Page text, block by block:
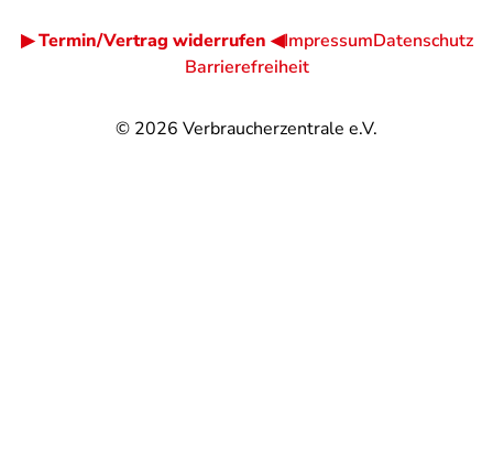
© 2026 Verbraucherzentrale e.V.
▶ Termin/Vertrag widerrufen ◀ImpressumDatenschutz
Barrierefreiheit